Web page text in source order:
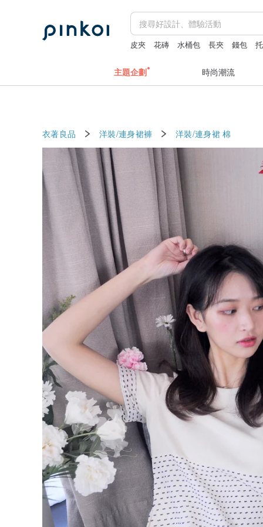
皮夾 花磚 水桶包 長夾 錢包
主題企劃 時尚潮流
衣著良品 洋裝/連身裙褲 洋裝/連身裙 棉